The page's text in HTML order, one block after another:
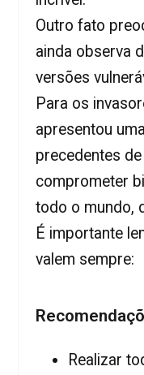
Outro fato
ainda observa
versões
Para os
apresentou
precedentes
comprometer
todo o mundo,
É importante
valem sempre:
Realizar